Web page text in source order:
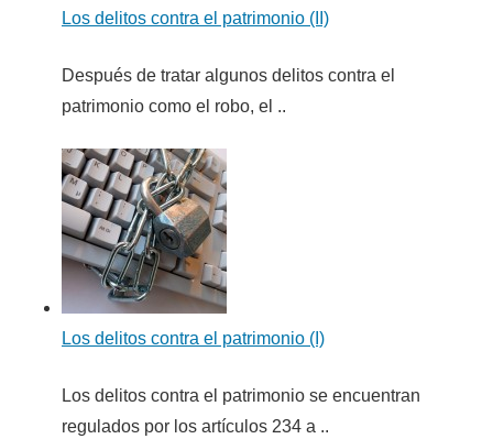
Los delitos contra el patrimonio (II)
Después de tratar algunos delitos contra el
patrimonio como el robo, el ..
Los delitos contra el patrimonio (I)
Los delitos contra el patrimonio se encuentran
regulados por los artículos 234 a ..